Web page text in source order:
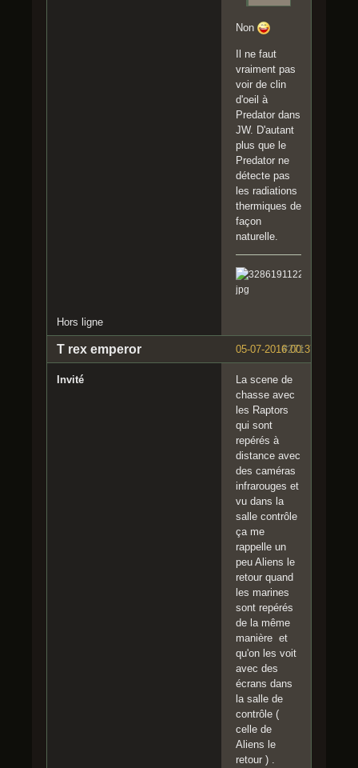
Non
Il ne faut
vraiment pas
voir de clin
d'oeil à
Predator dans
JW. D'autant
plus que le
Predator ne
détecte pas
les radiations
thermiques de
façon
naturelle.
Hors ligne
#271
05-07-2016 00:37:58
T rex emperor
Invité
La scene de
chasse avec
les Raptors
qui sont
repérés à
distance avec
des caméras
infrarouges et
vu dans la
salle contrôle
ça me
rappelle un
peu Aliens le
retour quand
les marines
sont repérés
de la même
manière et
qu'on les voit
avec des
écrans dans
la salle de
contrôle (
celle de
Aliens le
retour ) .